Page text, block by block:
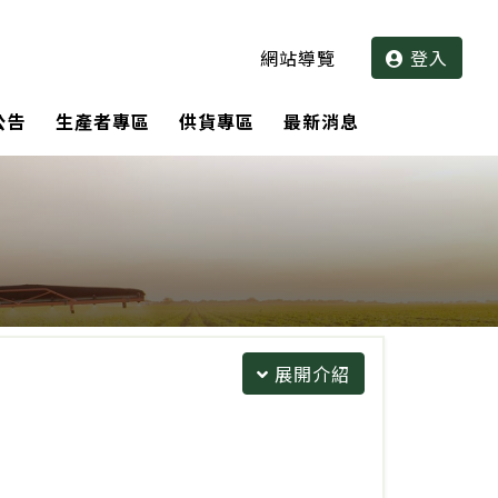
網站導覽 登入
告 生產者專區 供貨專區 最新消息
展開介紹